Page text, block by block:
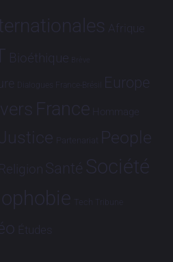
Afrique
Bioéthique Brève
Dialogues France-Brésil Europe
France Hommage
Partenariat People
Religion Santé Société
Tech Tribune
Études